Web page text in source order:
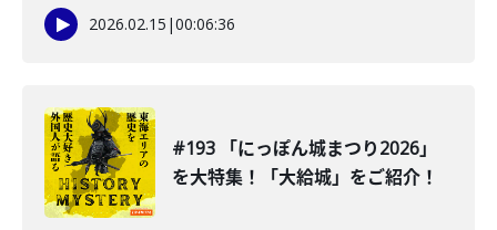
2026.02.15 |00:06:36
#193 「にっぽん城まつり2026」
を大特集！「大給城」をご紹介！